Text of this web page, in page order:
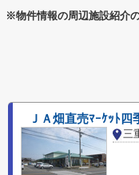
※物件情報の周辺施設紹介
ＪＡ畑直売ﾏｰｹｯﾄ四
三